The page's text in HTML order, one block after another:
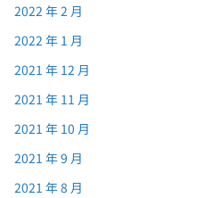
2022 年 2 月
2022 年 1 月
2021 年 12 月
2021 年 11 月
2021 年 10 月
2021 年 9 月
2021 年 8 月